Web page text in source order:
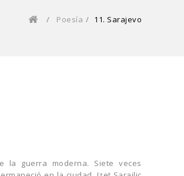
/ Poesía / 11. Sarajevo
guerra moderna. Siete veces